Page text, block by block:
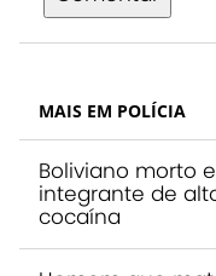
MAIS EM POLÍCIA
Boliviano morto
integrante de
cocaína